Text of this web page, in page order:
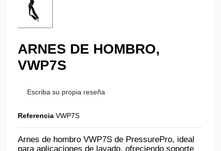
ARNES DE HOMBRO,
VWP7S
Escriba su propia reseña
Referencia VWP7S
Arnes de hombro VWP7S de PressurePro, ideal
para aplicaciones de lavado, ofreciendo soporte